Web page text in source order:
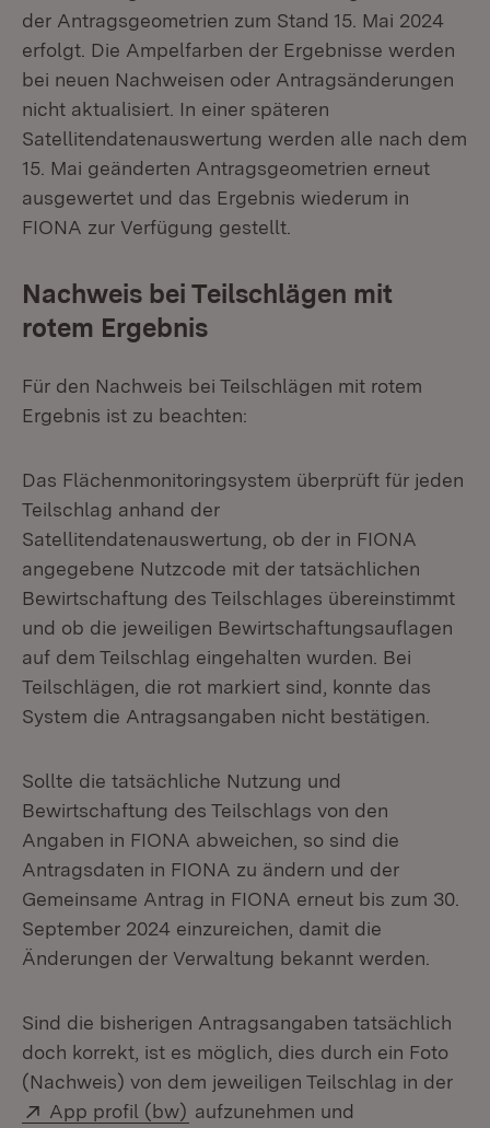
der Antragsgeometrien zum Stand 15. Mai 2024
erfolgt. Die Ampelfarben der Ergebnisse werden
bei neuen Nachweisen oder Antragsänderungen
nicht aktualisiert. In einer späteren
Satellitendatenauswertung werden alle nach dem
15. Mai geänderten Antragsgeometrien erneut
ausgewertet und das Ergebnis wiederum in
FIONA zur Verfügung gestellt.
Nachweis bei Teilschlägen mit
rotem Ergebnis
Für den Nachweis bei Teilschlägen mit rotem
Ergebnis ist zu beachten:
Das Flächenmonitoringsystem überprüft für jeden
Teilschlag anhand der
Satellitendatenauswertung, ob der in FIONA
angegebene Nutzcode mit der tatsächlichen
Bewirtschaftung des Teilschlages übereinstimmt
und ob die jeweiligen Bewirtschaftungsauflagen
auf dem Teilschlag eingehalten wurden. Bei
Teilschlägen, die rot markiert sind, konnte das
System die Antragsangaben nicht bestätigen.
Sollte die tatsächliche Nutzung und
Bewirtschaftung des Teilschlags von den
Angaben in FIONA abweichen, so sind die
Antragsdaten in FIONA zu ändern und der
Gemeinsame Antrag in FIONA erneut bis zum 30.
September 2024 einzureichen, damit die
Änderungen der Verwaltung bekannt werden.
Sind die bisherigen Antragsangaben tatsächlich
doch korrekt, ist es möglich, dies durch ein Foto
(Nachweis) von dem jeweiligen Teilschlag in der
Extern:
App profil (bw) (Öffnet in neuem Fenster)
aufzunehmen und